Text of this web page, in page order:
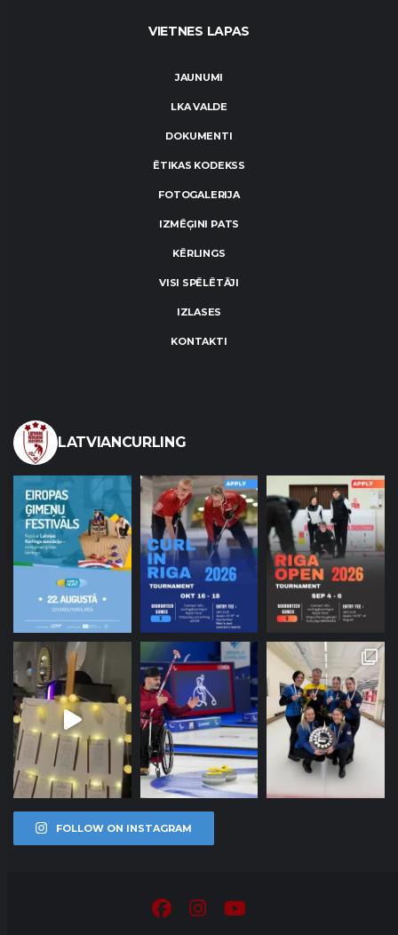
VIETNES LAPAS
JAUNUMI
LKA VALDE
DOKUMENTI
ĒTIKAS KODEKSS
FOTOGALERIJA
IZMĒĢINI PATS
KĒRLINGS
VISI SPĒLĒTĀJI
IZLASES
KONTAKTI
LATVIANCURLING
FOLLOW ON INSTAGRAM